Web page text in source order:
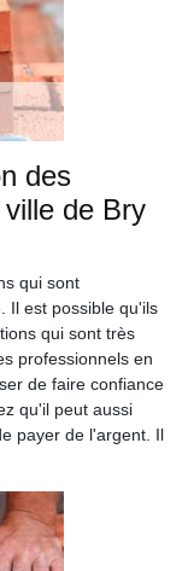
des
de Bry
qui sont
Il est possible qu'ils
qui sont très
professionnels en
de faire confiance
qu'il peut aussi
payer de l'argent. Il